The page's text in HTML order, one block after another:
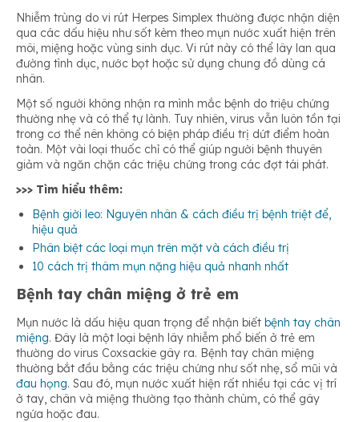
Nhiễm trùng do vi rút Herpes Simplex thường được nhận diện
qua các dấu hiệu như sốt kèm theo mụn nước xuất hiện trên
môi, miệng hoặc vùng sinh dục. Vi rút này có thể lây lan qua
đường tình dục, nước bọt hoặc sử dụng chung đồ dùng cá
nhân.
Một số người không nhận ra mình mắc bệnh do triệu chứng
thường nhẹ và có thể tự lành. Tuy nhiên, virus vẫn luôn tồn tại
trong cơ thể nên không có biện pháp điều trị dứt điểm hoàn
toàn. Một vài loại thuốc chỉ có thể giúp người bệnh thuyên
giảm và ngăn chặn các triệu chứng trong các đợt tái phát.
>>> Tìm hiểu thêm:
Bệnh giời leo: Nguyên nhân & cách điều trị bệnh triệt để,
hiệu quả
Phân biệt các loại mụn trên mặt và cách điều trị
10 cách trị thâm mụn nặng hiệu quả nhanh nhất
Bệnh tay chân miệng ở trẻ em
Mụn nước là dấu hiệu quan trọng để nhận biết bệnh tay chân
miệng. Đây là một loại bệnh lây nhiễm phổ biến ở trẻ em
thường do virus Coxsackie gây ra. Bệnh tay chân miệng
thường bắt đầu bằng các triệu chứng như sốt nhẹ, sổ mũi và
đau họng. Sau đó, mụn nước xuất hiện rất nhiều tại các vị trí
ở tay, chân và miệng thường tạo thành chùm, có thể gây
ngứa hoặc đau.